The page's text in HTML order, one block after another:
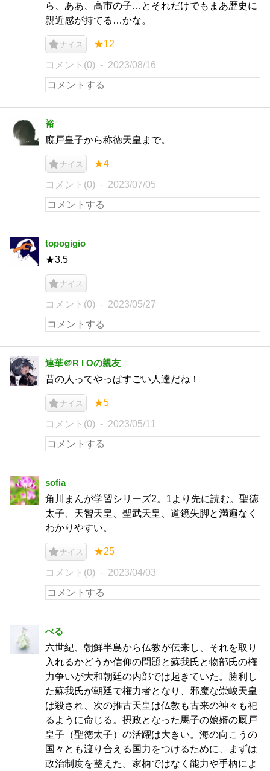
ら、ああ、高市の子…とそれだけでもまあ歴史に
親近感が持てる…かな。
ナイス ★12
コメント(0) 2023/08/16
裕
廐戸皇子から称徳天皇まで。
ナイス ★4
コメント(0) 2023/07/05
topogigio
★3.5
ナイス
コメント(0) 2023/05/27
連華＠R I Oの親友
昔の人ってやっぱすごい人達だね！
ナイス ★5
コメント(0) 2023/05/11
sofia
角川まんが学習シリーズ2。1より先に読む。聖徳
太子、天智天皇、聖武天皇、道鏡失脚と満遍なく
わかりやすい。
ナイス ★25
コメント(0) 2023/04/03
べる
六世紀、朝鮮半島から仏教が伝来し、それを取り
入れるかどうか信仰の問題と蘇我氏と物部氏の権
力争いが大和朝廷の内部では起きていた。勝利し
た蘇我氏が朝廷で権力者となり、邪魔な崇峻天皇
は殺され、次の推古天皇は仏教も古来の神々も祀
るように命じる。摂政となった馬子の娘婿の厩戸
皇子（聖徳太子）の活躍は大きい。海の向こうの
国々とも渡り合える国力をつけるために、まずは
政治制度を整えた。家柄ではなく能力や手柄によ